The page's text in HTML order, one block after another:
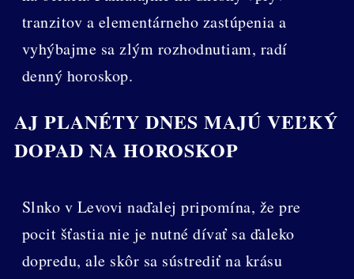
tranzitov a elementárneho zastúpenia a
vyhýbajme sa zlým rozhodnutiam, radí
denný horoskop.
AJ PLANÉTY DNES MAJÚ VEĽKÝ
DOPAD NA HOROSKOP
Slnko v Levovi naďalej pripomína, že pre
pocit šťastia nie je nutné dívať sa ďaleko
dopredu, ale skôr sa sústrediť na krásu